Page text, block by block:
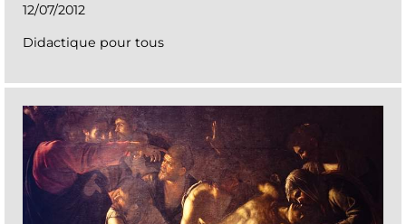
12/07/2012
Didactique pour tous